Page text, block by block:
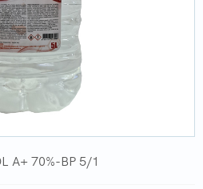
A+ 70%-BP 5/1